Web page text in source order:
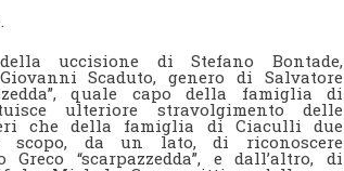
uccisione di Stefano Bontade,
Scaduto, genero di Salvatore
quale capo della famiglia di
ulteriore stravolgimento delle
che della famiglia di Ciaculli due
scopo, da un lato, di riconoscere
“scarpazzedda”, e dall’altro, di